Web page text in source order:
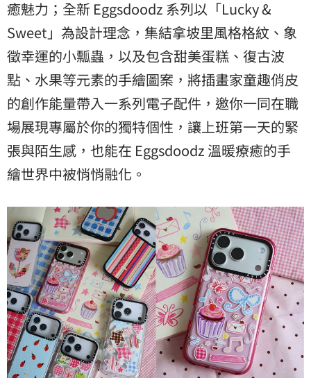
癒魅力；全新 Eggsdoodz 系列以「Lucky &
Sweet」為設計理念，集結拿坡里風格格紋、象
徵幸運的小瓢蟲，以及包含甜美蛋糕、復古波
點、水果等元素的手繪圖案，將插畫家童趣俏皮
的創作能量帶入一系列電子配件，邀你一同在職
場展現專屬於你的獨特個性，讓上班第一天的緊
張與陌生感，也能在 Eggsdoodz 溫暖療癒的手
繪世界中被悄悄融化。